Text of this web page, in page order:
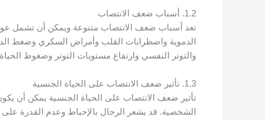
1.2. أسباب ضعف الانتصاب
تعد أسباب ضعف الانتصاب متنوعة ويمكن أن تشمل
الدموية واضطرابات القلب وأمراض السكري وضغط
والتوتر النفسي وارتفاع مستويات التوتر وضغوط
1.3. تأثير ضعف الانتصاب على الحياة الجنسية
تأثير ضعف الانتصاب على الحياة الجنسية يمكن أن
الشخصية. قد يشعر الرجال بالإحباط وعدم القدرة على